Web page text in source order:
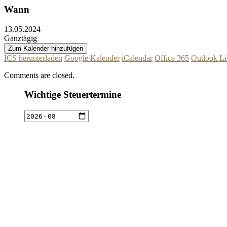
Wann
13.05.2024
Ganztägig
Zum Kalender hinzufügen
ICS herunterladen Google Kalender iCalendar Office 365 Outlook
Comments are closed.
Wichtige Steuertermine